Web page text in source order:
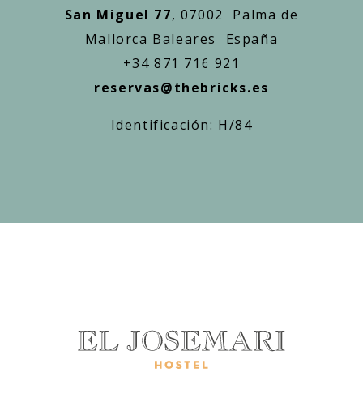
San Miguel 77, 07002 Palma de
Mallorca Baleares España
+34 871 716 921
reservas@thebricks.es
Identificación: H/84